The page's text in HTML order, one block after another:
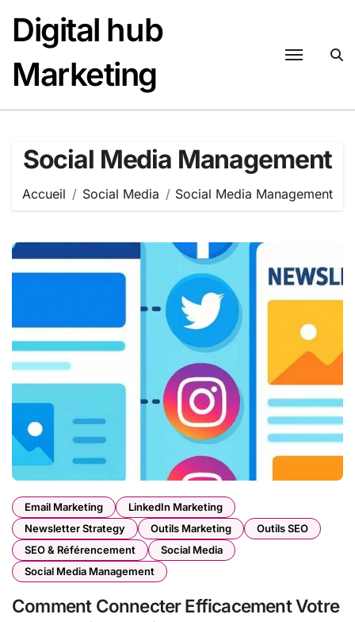
contenu
Digital hub
Marketing
Social Media Management
Accueil Social Media Social Media Management
Email Marketing
LinkedIn Marketing
Newsletter Strategy
Outils Marketing
Outils SEO
SEO & Référencement
Social Media
Social Media Management
Comment Connecter Efficacement Votre